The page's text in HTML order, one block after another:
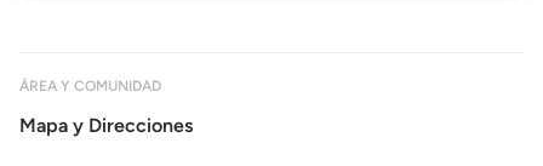
ÁREA Y COMUNIDAD
Mapa y Direcciones